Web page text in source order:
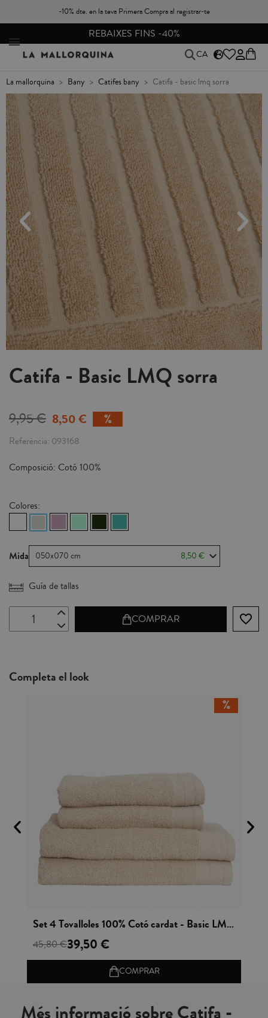
-10% dte. en la teva Primera Compra al registrar-te
CANVIS I DEVOLUCIONS GRATIS A PENÍNSULA
CA
la mallorquina bany catifes bany catifa - basic lmq sorra
Catifa - Basic LMQ sorra
9,95 € 8,50 €
Referència 093168
Composició: Cotó 100%
Colores:
Mida 050x070 cm 8,50 €
Guía de tallas
COMPRAR favorite_border
Completa el look
Vista rápida Set 4 Tovalloles 100% Cotó cardat - Basic LMQ Sorra
45,80 €39,50 €
COMPRAR
Més informació sobre Catifa -